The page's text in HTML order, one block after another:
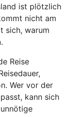
ist plötzlich
nicht am
sich, warum
Reise
Wer vor der
kann sich